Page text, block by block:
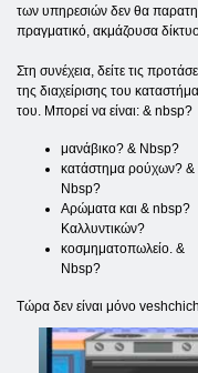
των υπηρεσιών δεν θα
πραγματικό, ακμάζουσα
Στη συνέχεια, δείτε τις
της διαχείρισης του
του. Μπορεί να είναι: & nbsp?
μανάβικο? & Nbsp?
κατάστημα ρούχων? &
Nbsp?
Αρώματα και & nbsp?
Καλλυντικών?
κοσμηματοπωλείο. &
Nbsp?
Τώρα δεν είναι μόνο